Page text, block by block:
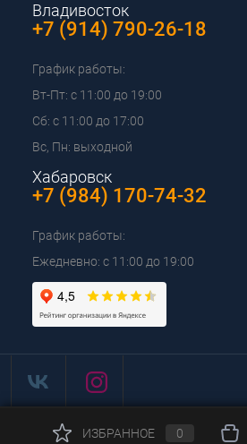
Владивосток
+7 (914) 790-26-18
График работы:
Вт-Пт: с 11:00 до 19:00
Сб: с 11:00 до 17:00
Вс, Пн: выходной
Хабаровск
+7 (984) 170-74-32
График работы:
Ежедневно: с 11:00 до 19:00
ИЗБРАННОЕ 0